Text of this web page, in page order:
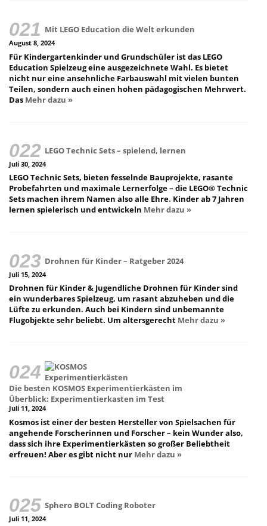
Mit LEGO Education die Welt erkunden
August 8, 2024
Für Kindergartenkinder und Grundschüler ist das LEGO
Education Spielzeug eine ausgezeichnete Wahl. Es bietet
nicht nur eine ansehnliche Farbauswahl mit vielen bunten
Teilen, sondern auch einen hohen pädagogischen Mehrwert.
Das Mehr dazu »
LEGO Technic Sets – spielend, lernen
Juli 30, 2024
LEGO Technic Sets, bieten fesselnde Bauprojekte, rasante
Probefahrten und maximale Lernerfolge – die LEGO® Technic
Sets machen ihrem Namen also alle Ehre. Kinder ab 7 Jahren
lernen spielerisch und entwickeln Mehr dazu »
Drohnen für Kinder – Ratgeber 2024
Juli 15, 2024
Drohnen für Kinder & Jugendliche Drohnen für Kinder sind
ein wunderbares Spielzeug, um rasant abzuheben und die
Lüfte zu erkunden. Auch bei Kindern sind unbemannte
Flugobjekte sehr beliebt. Um altersgerecht Mehr dazu »
Die besten KOSMOS Experimentierkästen im
Überblick: Experimentierkasten im Test
Juli 11, 2024
Kosmos ist einer der besten Hersteller von Spielsachen für
angehende Forscherinnen und Forscher – kein Wunder also,
dass sich ihre Experimentierkästen so großer Beliebtheit
erfreuen! Aber es gibt nicht nur Mehr dazu »
Sphero BOLT Coding Roboter
Juli 11, 2024